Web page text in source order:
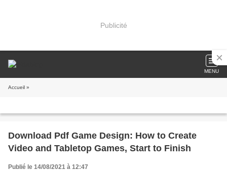
Publicité
MENU
Accueil »
Download Pdf Game Design: How to Create
Video and Tabletop Games, Start to Finish
Publié le 14/08/2021 à 12:47